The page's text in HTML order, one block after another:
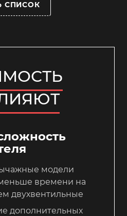
СПИСОК
модели
времени на
двухвентильные
дополнительных